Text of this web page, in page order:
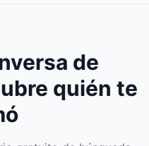
de
quién te